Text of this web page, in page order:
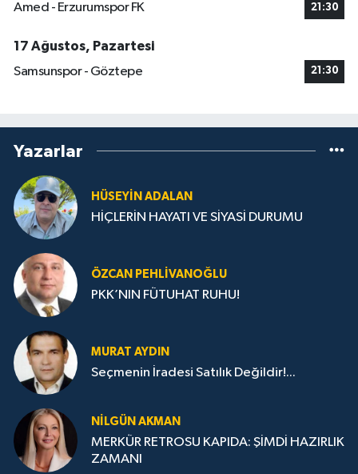
Amed - Erzurumspor FK 21:30
17 Ağustos, Pazartesi
Samsunspor - Göztepe
21:30
Yazarlar
HÜSEYIN ADALAN
HİÇLERİN HAYATI VE SİYASİ DURUMU
ÖZCAN PEHLIVANOĞLU
PKK’NIN FÜTUHAT RUHU!
MURAT AYDIN
Seçmenin İradesi Satılık Değildir!...
NILGÜN AKMAN
MERKÜR RETROSU KAPIDA: ŞİMDİ HAZIRLIK
ZAMANI